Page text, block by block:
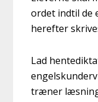
ordet indtil de
herefter
Lad
træner